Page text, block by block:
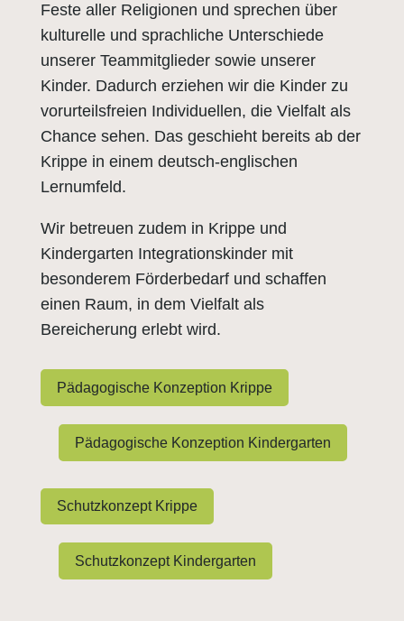
Feste aller Religionen und sprechen über
kulturelle und sprachliche Unterschiede
unserer Teammitglieder sowie unserer
Kinder. Dadurch erziehen wir die Kinder zu
vorurteilsfreien Individuellen, die Vielfalt als
Chance sehen. Das geschieht bereits ab der
Krippe in einem deutsch-englischen
Lernumfeld.
Wir betreuen zudem in Krippe und
Kindergarten Integrationskinder mit
besonderem Förderbedarf und schaffen
einen Raum, in dem Vielfalt als
Bereicherung erlebt wird.
Pädagogische Konzeption Krippe
Pädagogische Konzeption Kindergarten
Schutzkonzept Krippe
Schutzkonzept Kindergarten